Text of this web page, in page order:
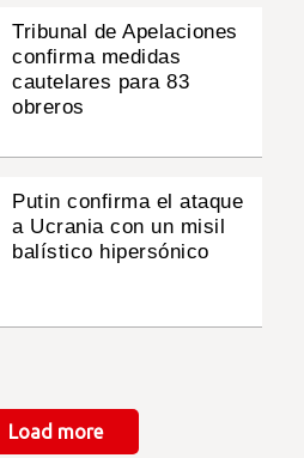
Tribunal de Apelaciones
confirma medidas
cautelares para 83
obreros
Putin confirma el ataque
a Ucrania con un misil
balístico hipersónico
Load more